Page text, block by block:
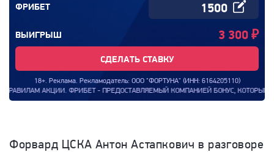
ФРИБЕТ
ВЫИГРЫШ 3 300 ₽
СДЕЛАТЬ СТАВКУ
18+. Реклама. Рекламодатель: ООО "ФОРТУНА" (ИНН: 6164205110)
АКЦИИ. ФРИБЕТ - ПРЕДОСТАВЛЯЕМЫЙ КОМПАНИЕЙ БОНУС, КОТОРЫМ
Форвард ЦСКА Антон Астапкович в разговоре